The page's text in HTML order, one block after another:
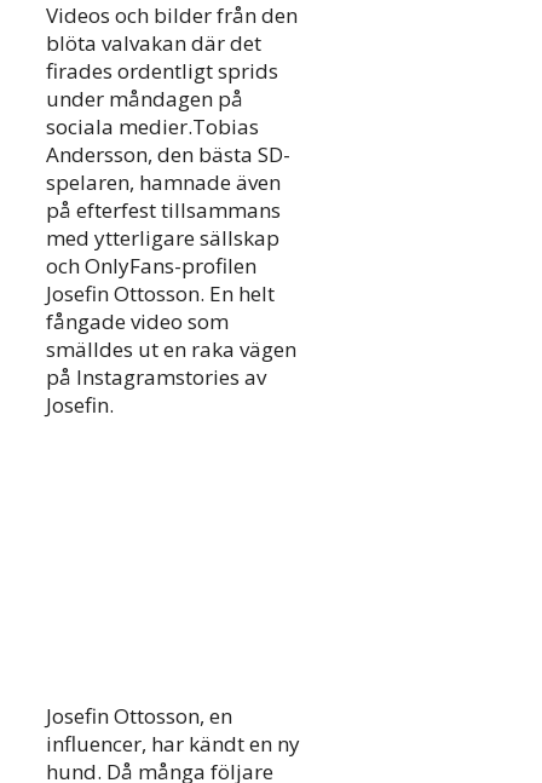
Videos och bilder från den
blöta valvakan där det
firades ordentligt sprids
under måndagen på
sociala medier.Tobias
Andersson, den bästa SD-
spelaren, hamnade även
på efterfest tillsammans
med ytterligare sällskap
och OnlyFans-profilen
Josefin Ottosson. En helt
fångade video som
smälldes ut en raka vägen
på Instagramstories av
Josefin.
Josefin Ottosson, en
influencer, har kändt en ny
hund. Då många följare